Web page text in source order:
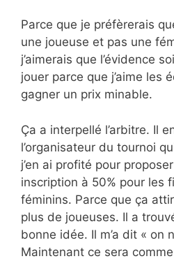
Parce que je préfèrerais
une joueuse et pas une
j’aimerais que l’évidence
jouer parce que j’aime les
gagner un prix minable.
Ça a interpellé l’arbitre. Il
l’organisateur du tournoi
j’en ai profité pour
inscription à 50% pour les
féminins. Parce que ça
plus de joueuses. Il a
bonne idée. Il m’a dit « on
Maintenant ce sera